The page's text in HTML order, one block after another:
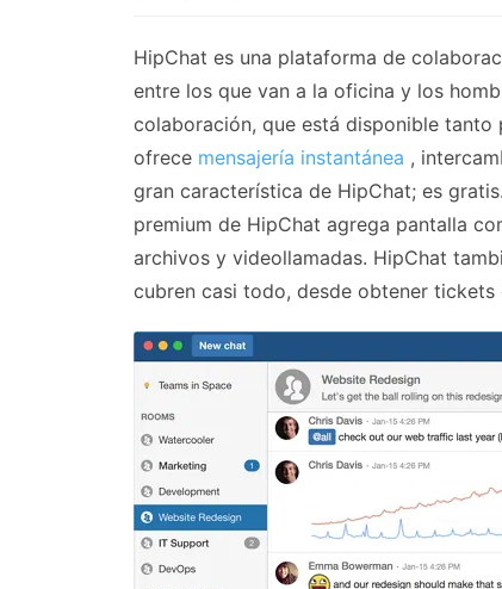
HipChat es una plataforma de
entre los que van a la oficina y los
colaboración, que está disponible
ofrece mensajería instantánea ,
gran característica de HipChat; es
premium de HipChat agrega pantalla
archivos y videollamadas. HipChat
cubren casi todo, desde obtener